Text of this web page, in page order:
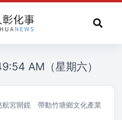
AM（星期六）
航宮開鏡 帶動竹塘鄉文化產業